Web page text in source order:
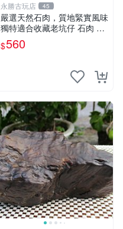
永勝古玩店 45
嚴選天然石肉，質地緊實風味
獨特適合收藏老坑仔 石肉 老
坑 杜鵑花
$560